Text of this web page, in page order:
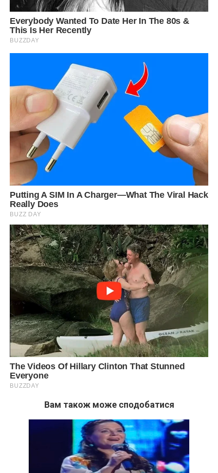
Вам також може сподобатися